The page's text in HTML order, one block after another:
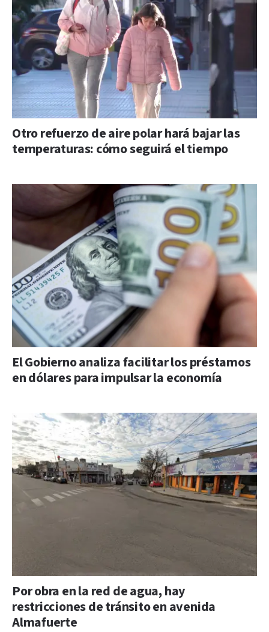
Otro refuerzo de aire polar hará bajar las
temperaturas: cómo seguirá el tiempo
El Gobierno analiza facilitar los préstamos
en dólares para impulsar la economía
Por obra en la red de agua, hay
restricciones de tránsito en avenida
Almafuerte